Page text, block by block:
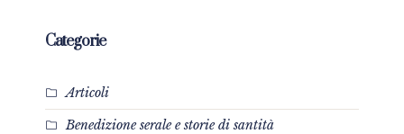
Categorie
Articoli
Benedizione serale e storie di santità